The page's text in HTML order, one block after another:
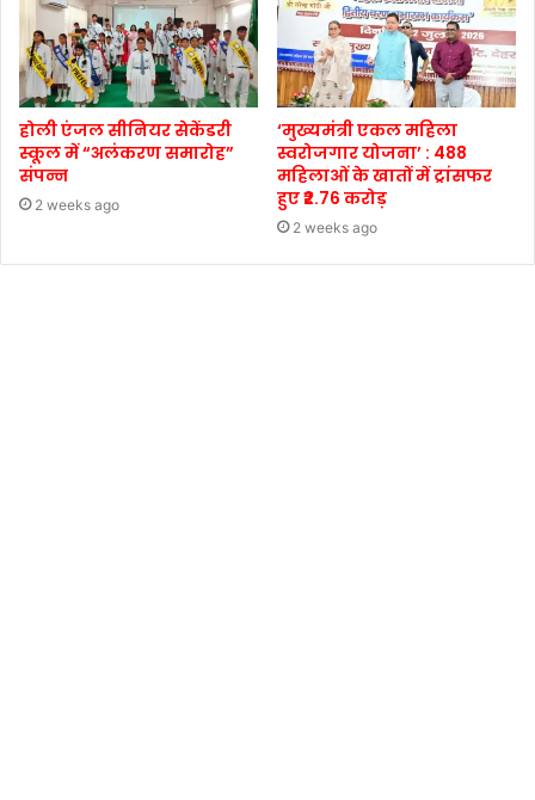
होली एंजल सीनियर सेकेंडरी
स्कूल में “अलंकरण समारोह”
संपन्न
2 weeks ago
‘मुख्यमंत्री एकल महिला
स्वरोजगार योजना’ : 488
महिलाओं के खातों में ट्रांसफर
हुए ₹2.76 करोड़
2 weeks ago